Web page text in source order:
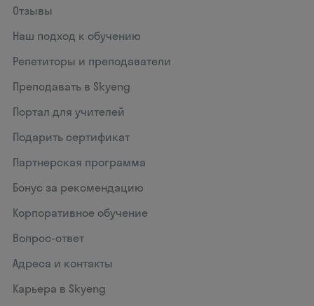
Отзывы
Наш подход к обучению
Репетиторы и преподаватели
Преподавать в Skyeng
Портал для учителей
Подарить сертификат
Партнерская программа
Бонус за рекомендацию
Корпоративное обучение
Вопрос-ответ
Адреса и контакты
Карьера в Skyeng